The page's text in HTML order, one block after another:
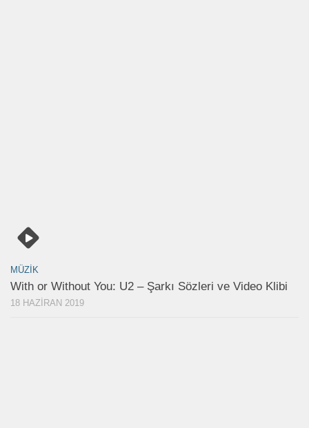
MÜZIK
With or Without You: U2 – Şarkı Sözleri ve Video Klibi
18 HAZIRAN 2019